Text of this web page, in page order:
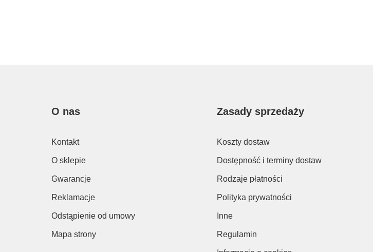
O nas
Kontakt
O sklepie
Gwarancje
Reklamacje
Odstąpienie od umowy
Mapa strony
Zasady sprzedaży
Koszty dostaw
Dostępność i terminy dostaw
Rodzaje płatności
Polityka prywatności
Inne
Regulamin